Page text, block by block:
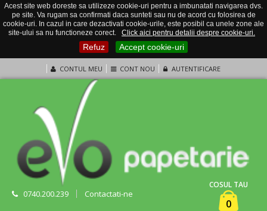
Acest site web doreste sa utilizeze cookie-uri pentru a imbunatati navigarea dvs.
pe site. Va rugam sa confirmati daca sunteti sau nu de acord cu folosirea de
cookie-uri. In cazul in care dezactivati cookie-urile, este posibil ca unele zone ale
site-ului sa nu functioneze corect.
Click aici pentru detalii despre cookie-uri.
Refuz Accept cookie-uri
CONTUL MEU CONT NOU AUTENTIFICARE
0740.200.239 Contactati-ne
COSUL TAU
0